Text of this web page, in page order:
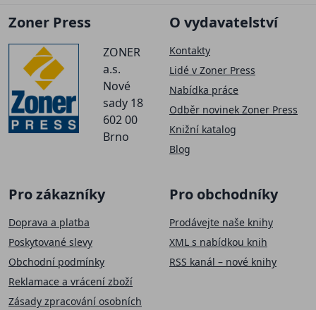
Zoner Press
ZONER
a.s.
Nové
sady 18
602 00
Brno
O vydavatelství
Kontakty
Lidé v Zoner Press
Nabídka práce
Odběr novinek Zoner Press
Knižní katalog
Blog
Pro zákazníky
Doprava a platba
Poskytované slevy
Obchodní podmínky
Reklamace a vrácení zboží
Zásady zpracování osobních
Pro obchodníky
Prodávejte naše knihy
XML s nabídkou knih
RSS kanál – nové knihy